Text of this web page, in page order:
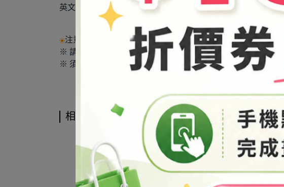
英文名：Aluminum oxide
注意事項：
※ 請避光保存於陰涼處，並保持瓶蓋/袋口確實密封關緊
※ 須在通風環境下操作本產品，並戴上手套及護目鏡
相關商品